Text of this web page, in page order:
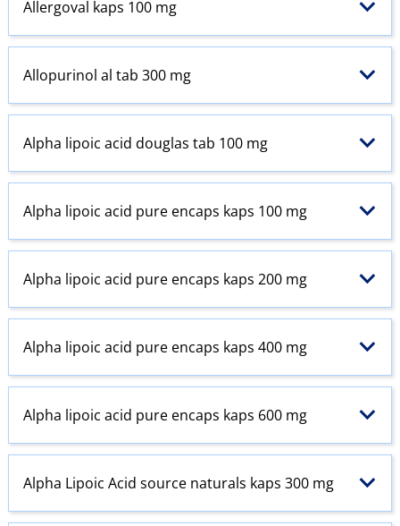
Allergoval kaps 100 mg
Allopurinol al tab 300 mg
Alpha lipoic acid douglas tab 100 mg
Alpha lipoic acid pure encaps kaps 100 mg
Alpha lipoic acid pure encaps kaps 200 mg
Alpha lipoic acid pure encaps kaps 400 mg
Alpha lipoic acid pure encaps kaps 600 mg
Alpha Lipoic Acid source naturals kaps 300 mg